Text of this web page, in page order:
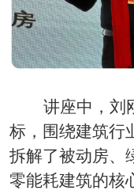
讲座中，刘
标，围绕建筑行
拆解了被动房、
零能耗建筑的核